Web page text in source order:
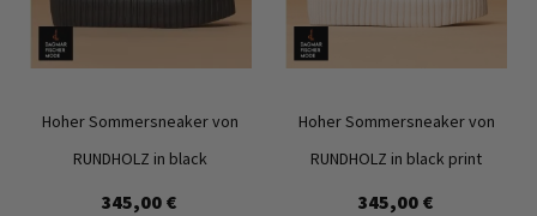
Hoher Sommersneaker von
RUNDHOLZ in black
345,00 €
Hoher Sommersneaker von
RUNDHOLZ in black print
345,00 €